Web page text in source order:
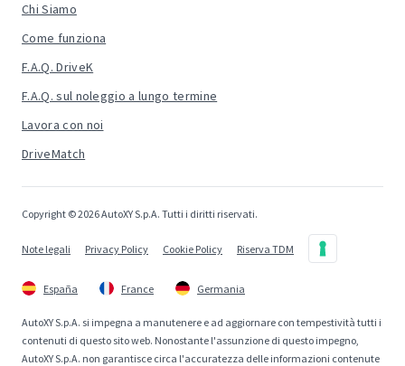
Chi Siamo
Come funziona
F.A.Q. DriveK
F.A.Q. sul noleggio a lungo termine
Lavora con noi
DriveMatch
Copyright © 2026 AutoXY S.p.A. Tutti i diritti riservati.
Note legali Privacy Policy Cookie Policy Riserva TDM
España France Germania
AutoXY S.p.A. si impegna a manutenere e ad aggiornare con tempestività tutti i
contenuti di questo sito web. Nonostante l'assunzione di questo impegno,
AutoXY S.p.A. non garantisce circa l'accuratezza delle informazioni contenute